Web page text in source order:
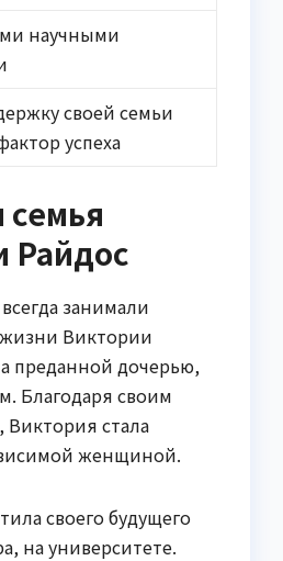
научными
своей семьи
успеха
Райдос
занимали
Виктории
преданной дочерью,
Благодаря своим
стала
женщиной.
своего будущего
на университете.